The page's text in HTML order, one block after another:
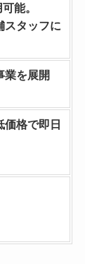
能。
スタッフに
業を展開
価格で即日